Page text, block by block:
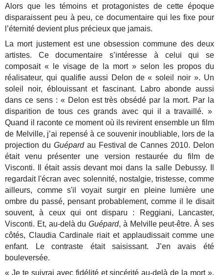
Alors que les témoins et protagonistes de cette époque
disparaissent peu à peu, ce documentaire qui les fixe pour
l’éternité devient plus précieux que jamais.
La mort justement est une obsession commune des deux
artistes. Ce documentaire s’intéresse à celui qui se
composait « le visage de la mort » selon les propos du
réalisateur, qui qualifie aussi Delon de « soleil noir ». Un
soleil noir, éblouissant et fascinant.
Labro abonde aussi
dans ce sens : « Delon est très obsédé par la mort. Par la
disparition de tous ces grands avec qui il a travaillé. »
Quand il raconte ce moment où ils revirent ensemble un film
de Melville, j’ai repensé à ce souvenir inoubliable, lors de la
projection du Guépardau Festival de Cannes 2010. Delon
était venu présenter une version restaurée du film de
Visconti. Il était assis devant moi dans la salle Debussy. Il
regardait l'écran avec solennité, nostalgie, tristesse, comme
ailleurs, comme s'il voyait surgir en pleine lumière une
ombre du passé, pensant probablement, comme il le disait
souvent, à ceux qui ont disparu : Reggiani, Lancaster,
Visconti. Et, au-delà duGuépard, à Melville peut-être. À ses
côtés, Claudia Cardinale riait et applaudissait comme une
enfant. Le contraste était saisissant. J’en avais été
bouleversée.
« Je te suivrai avec fidélité et sincérité au-delà de la mort ».